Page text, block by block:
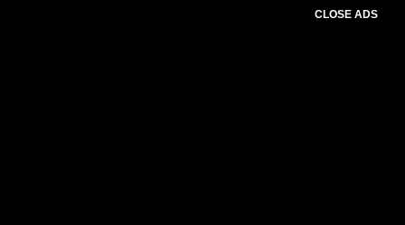
CLOSE ADS